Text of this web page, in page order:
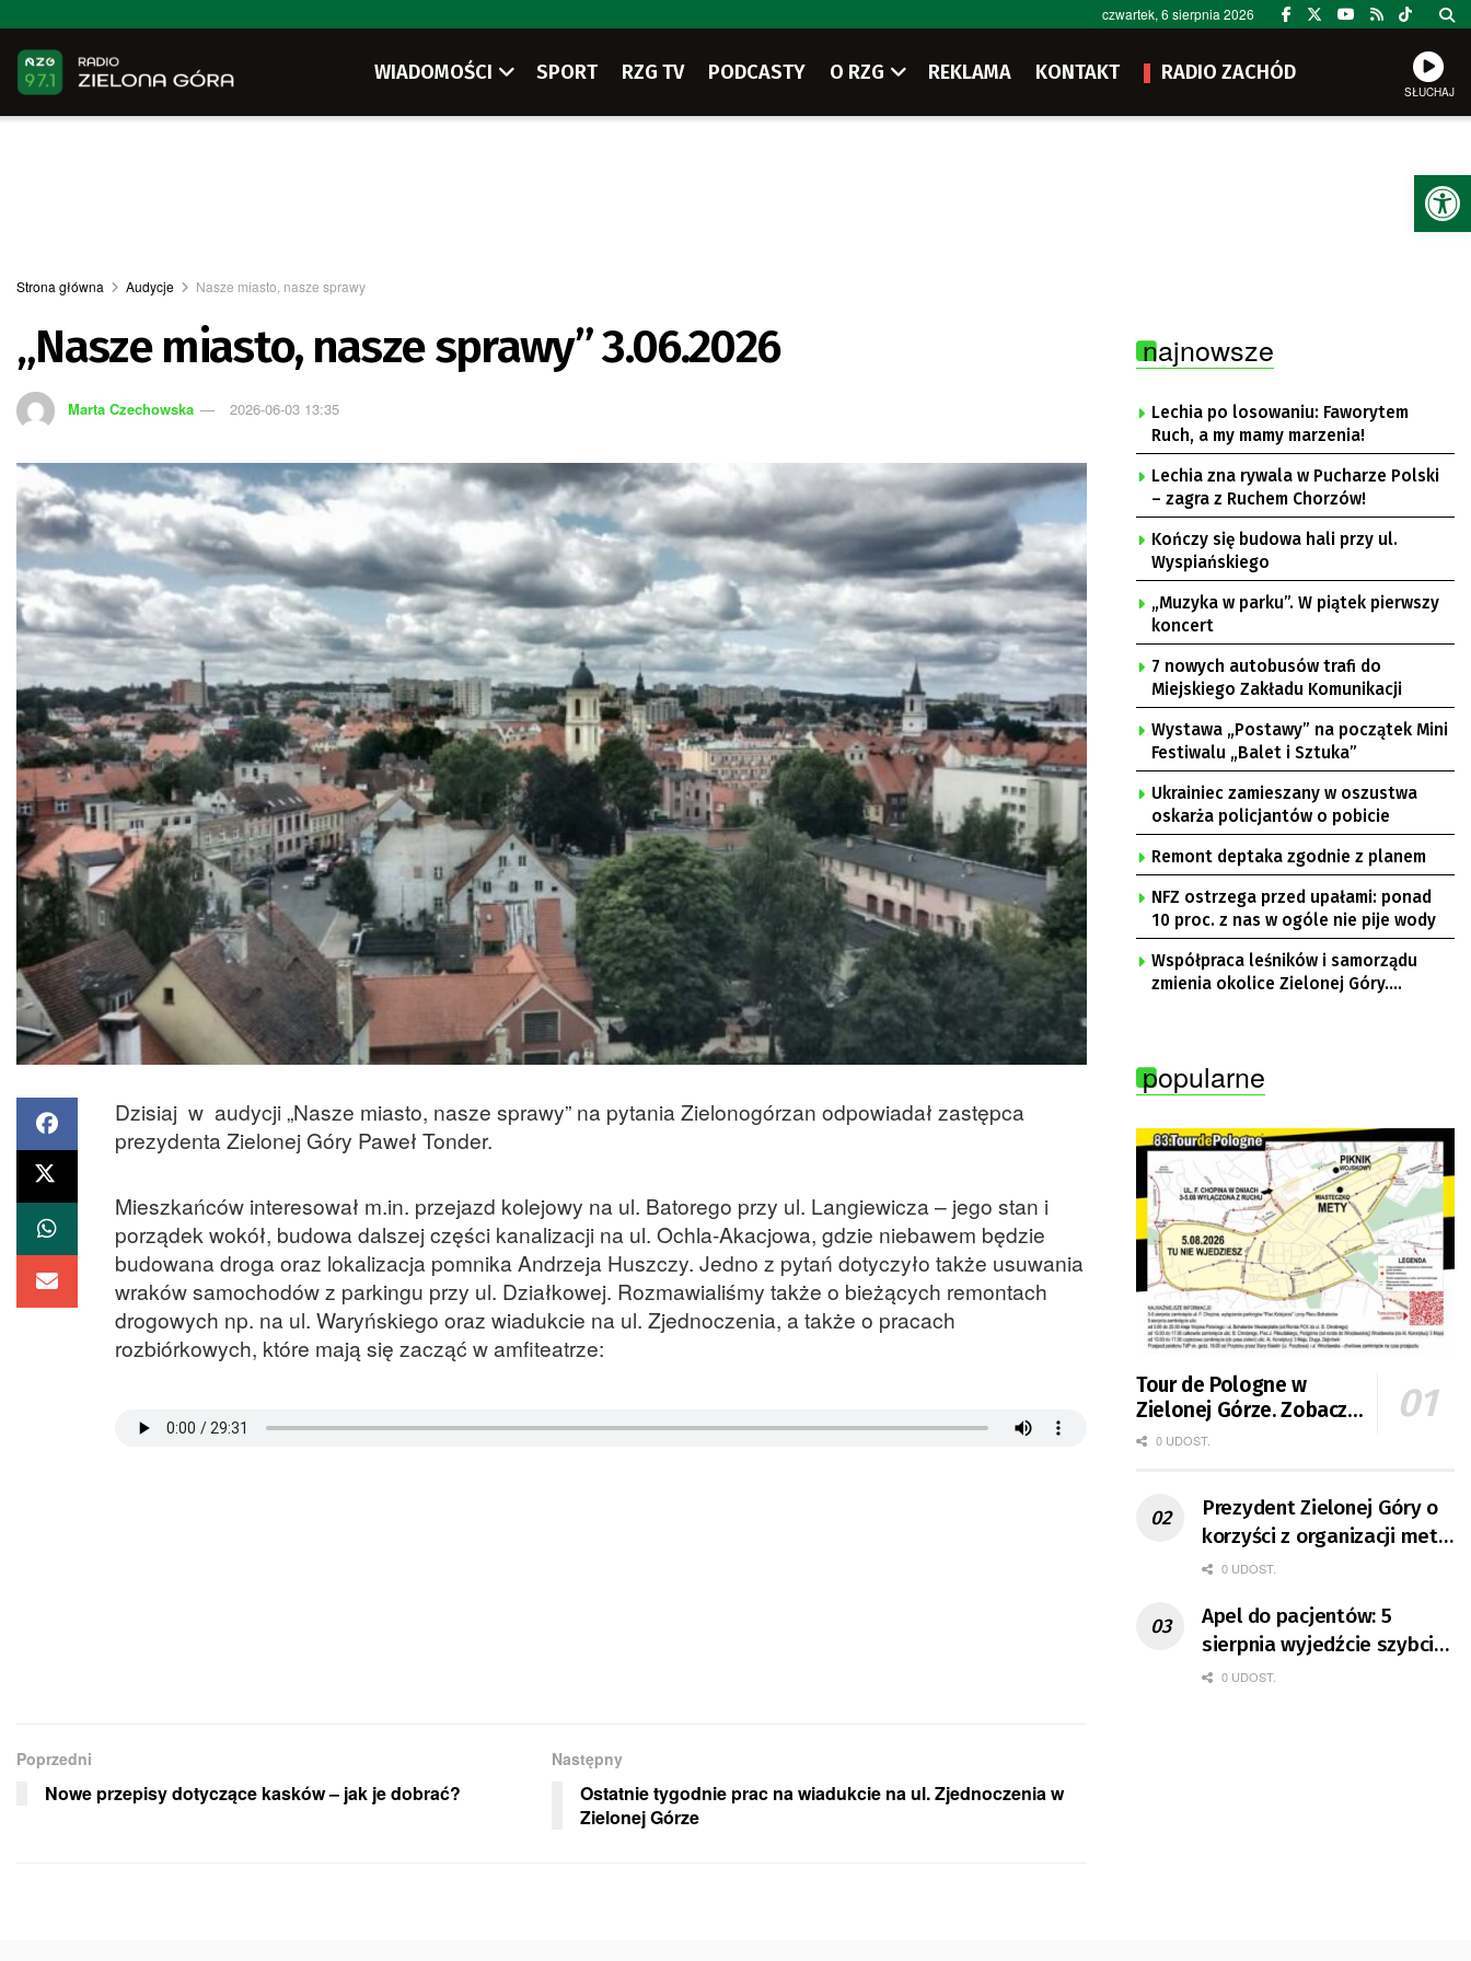
czwartek, 6 sierpnia 2026
WIADOMOŚCI SPORT RZG TV PODCASTY O RZG REKLAMA KONTAKT RADIO ZACHÓD
SŁUCHAJ
Strona główna Audycje Nasze miasto, nasze sprawy
„Nasze miasto, nasze sprawy” 3.06.2026
Marta Czechowska 2026-06-03 13:35
Dzisiaj w audycji „Nasze miasto, nasze sprawy” na pytania Zielonogórzan odpowiadał zastępca
prezydenta Zielonej Góry Paweł Tonder.
Mieszkańców interesował m.in. przejazd kolejowy na ul. Batorego przy ul. Langiewicza – jego stan i
porządek wokół, budowa dalszej części kanalizacji na ul. Ochla-Akacjowa, gdzie niebawem będzie
budowana droga oraz lokalizacja pomnika Andrzeja Huszczy. Jedno z pytań dotyczyło także usuwania
wraków samochodów z parkingu przy ul. Działkowej. Rozmawialiśmy także o bieżących remontach
drogowych np. na ul. Waryńskiego oraz wiadukcie na ul. Zjednoczenia, a także o pracach
rozbiórkowych, które mają się zacząć w amfiteatrze:
Poprzedni
Nowe przepisy dotyczące kasków – jak je dobrać?
Następny
Ostatnie tygodnie prac na wiadukcie na ul. Zjednoczenia w
Zielonej Górze
najnowsze
Lechia po losowaniu: Faworytem
Ruch, a my mamy marzenia!
Lechia zna rywala w Pucharze Polski
– zagra z Ruchem Chorzów!
Kończy się budowa hali przy ul.
Wyspiańskiego
„Muzyka w parku”. W piątek pierwszy
koncert
7 nowych autobusów trafi do
Miejskiego Zakładu Komunikacji
Wystawa „Postawy” na początek Mini
Festiwalu „Balet i Sztuka”
Ukrainiec zamieszany w oszustwa
oskarża policjantów o pobicie
Remont deptaka zgodnie z planem
NFZ ostrzega przed upałami: ponad
10 proc. z nas w ogóle nie pije wody
Współpraca leśników i samorządu
zmienia okolice Zielonej Góry.
popularne
Tour de Pologne w
Zielonej Górze. Zobacz
zmiany w organizacji
0 UDOST.
Prezydent Zielonej Góry o
korzyści z organizacji mety
Tour de Pologne
0 UDOST.
Apel do pacjentów: 5
sierpnia wyjedźcie szybciej
z domów
0 UDOST.